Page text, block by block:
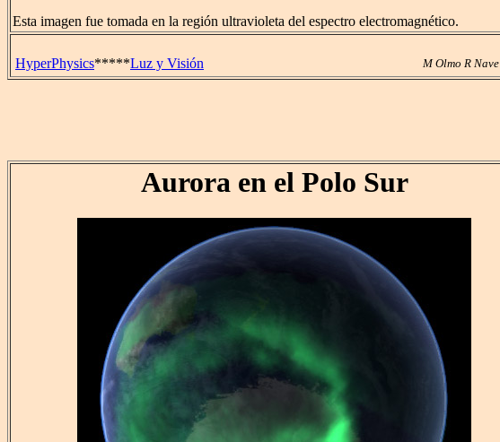
Esta imagen fue tomada en la región ultravioleta del espectro electromagnético.
HyperPhysics*****Luz y Visión M Olmo R Nave
Aurora en el Polo Sur